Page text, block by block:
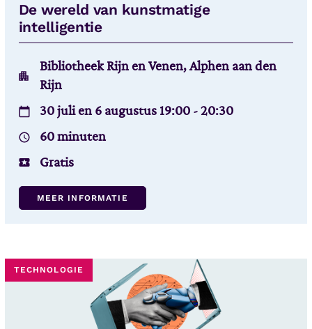
De wereld van kunstmatige
intelligentie
Bibliotheek Rijn en Venen, Alphen aan den
Rijn
30 juli en 6 augustus 19:00 - 20:30
60 minuten
Gratis
MEER INFORMATIE
TECHNOLOGIE